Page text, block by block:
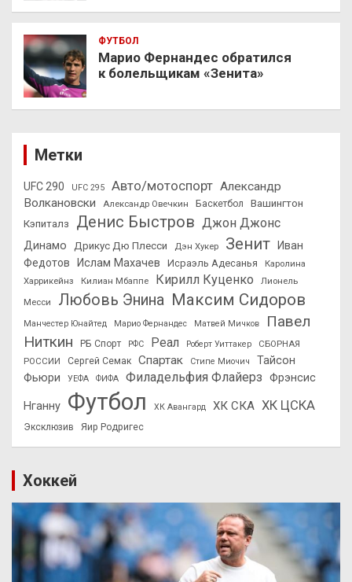
ФУТБОЛ
Марио Фернандес обратился
к болельщикам «Зенита»
Метки
UFC 290 UFC 295 Авто/мотоспорт Александр
Волкановски
Александр Овечкин Баскетбол
Вашингтон
Кэпиталз
Денис Быстров Джон Джонс
Динамо Дрикус Дю Плесси Дэн Хукер Зенит
Иван
Федотов
Ислам Махачев Исраэль Адесанья
Каролина
Харрикейнз
Килиан Мбаппе Кирилл Куценко
Лионель
Месси
Любовь Энина Максим Сидоров
Манчестер Юнайтед Марио Фернандес Матвей Мичков
Павел
Ниткин
РБ Спорт РФС Реал Роберт Уиттакер
СБОРНАЯ
РОССИИ
Сергей Семак Спартак Стипе Миочич
Тайсон
Фьюри
УЕФА ФИФА Филадельфия Флайерз Фрэнсис
Нганну Футбол ХК Авангард ХК СКА ХК ЦСКА
Эксклюзив Яир Родригес
Хоккей